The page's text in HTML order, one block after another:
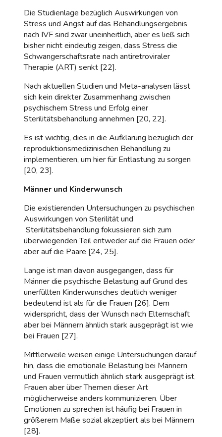
Die Studienlage bezüglich Auswirkungen von
Stress und Angst auf das Behandlungsergebnis
nach IVF sind zwar uneinheitlich, aber es ließ sich
bisher nicht eindeutig zeigen, dass Stress die
Schwangerschaftsrate nach antiretroviraler
Therapie (ART) senkt [22].
Nach aktuellen Studien und Meta-analysen lässt
sich kein direkter Zusammenhang zwischen
psychischem Stress und Erfolg einer
Sterilitätsbehandlung annehmen [20, 22].
Es ist wichtig, dies in die Aufklärung bezüglich der
reproduktionsmedizinischen Behandlung zu
implementieren, um hier für Entlastung zu sorgen
[20, 23].
Männer und Kinderwunsch
Die existierenden Untersuchungen zu psychischen
Auswirkungen von Sterilität und
Sterilitätsbehandlung fokussieren sich zum
überwiegenden Teil entweder auf die Frauen oder
aber auf die Paare [24, 25].
Lange ist man davon ausgegangen, dass für
Männer die psychische Belastung auf Grund des
unerfüllten Kinderwunsches deutlich weniger
bedeutend ist als für die Frauen [26]. Dem
widerspricht, dass der Wunsch nach Elternschaft
aber bei Männern ähnlich stark ausgeprägt ist wie
bei Frauen [27].
Mittlerweile weisen einige Untersuchungen darauf
hin, dass die emotionale Belastung bei Männern
und Frauen vermutlich ähnlich stark ausgeprägt ist,
Frauen aber über Themen dieser Art
möglicherweise anders kommunizieren. Über
Emotionen zu sprechen ist häufig bei Frauen in
größerem Maße sozial akzeptiert als bei Männern
[28].